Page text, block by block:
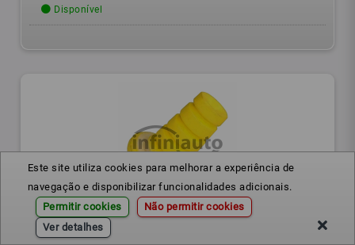
Este site utiliza cookies para melhorar a experiência de
navegação e disponibilizar funcionalidades adicionais.
Permitir cookies
Não permitir cookies
Ver detalhes
Disponível
Ref.: 552401999R